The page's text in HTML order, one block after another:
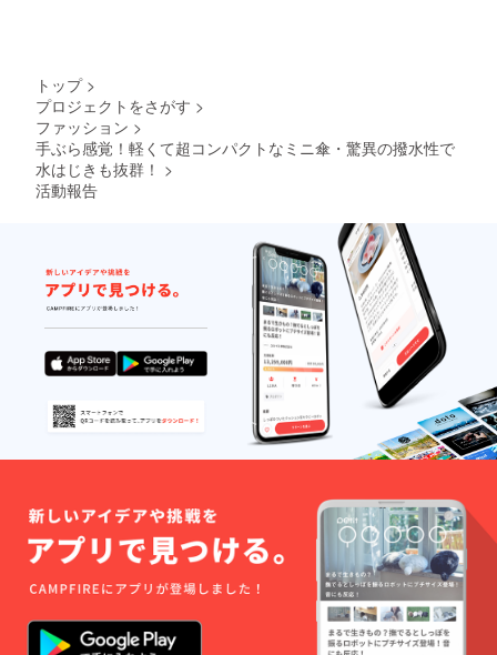
させて
良が発
覚した
場合は
問い合
わせ
ページ
からご
連絡く
ださ
い。 支
援者：1
人 お届
け予
定：
ラブル
ざいま
す。 ＊
検品に
は万全
を期し
ており
ます
が、万
が一初
期不良
が発覚
した場
合は、
即時交
させて
いただ
きま
す。不
良が発
覚した
場合は
問い合
わせ
ありま
せん。)
用部材
の手
配・製
造工程
上など
の都合
により
発送期
日が遅
れる場
合がご
ざいま
す。 ＊
配送状
ラブル
等によ
り遅れ
る可能
性もご
ざいま
す。 ＊
検品に
は万全
トップ >
プロジェクトをさがす >
ファッション >
手ぶら感覚！軽くて超コンパクトなミニ傘・驚異の撥水性で
水はじきも抜群！ >
活動報告